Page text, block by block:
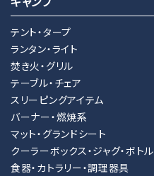
テント・タープ
ランタン・ライト
焚き火・グリル
テーブル・チェア
スリーピングアイテム
バーナー・燃焼系
マット・グランドシート
クーラーボックス・ジャグ・ボトル
食器・カトラリー・調理器具